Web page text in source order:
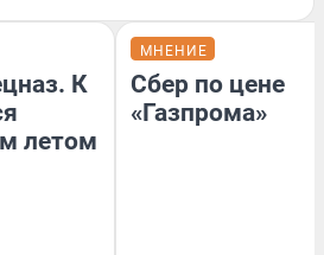
К
летом
МНЕНИЕ
Сбер по цене
«Газпрома»